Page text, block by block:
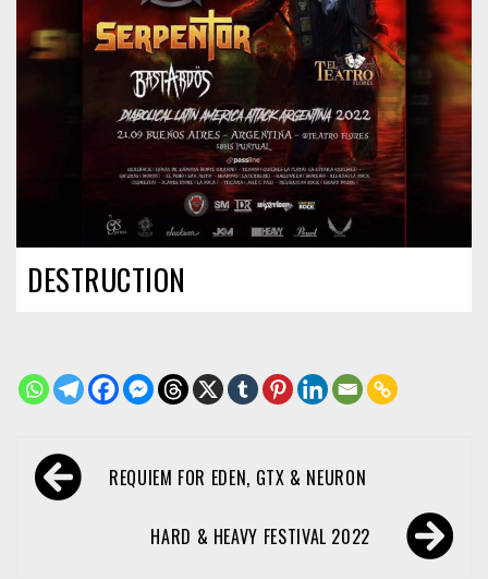
DESTRUCTION
Navegación
de REQUIEM FOR EDEN, GTX & NEURON
HARD & HEAVY FESTIVAL 2022